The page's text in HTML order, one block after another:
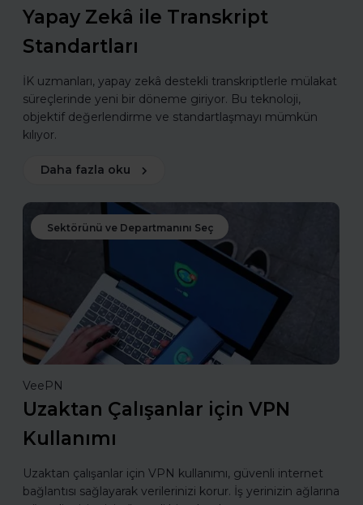
Yapay Zekâ ile Transkript
Standartları
İK uzmanları, yapay zekâ destekli transkriptlerle mülakat
süreçlerinde yeni bir döneme giriyor. Bu teknoloji,
objektif değerlendirme ve standartlaşmayı mümkün
kılıyor.
Daha fazla oku
Sektörünü ve Departmanını Seç
VeePN
Uzaktan Çalışanlar için VPN
Kullanımı
Uzaktan çalışanlar için VPN kullanımı, güvenli internet
bağlantısı sağlayarak verilerinizi korur. İş yerinizin ağlarına